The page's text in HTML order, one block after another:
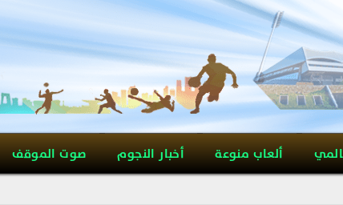
ألعاب منوعة أخبار النجوم صوت الموقف